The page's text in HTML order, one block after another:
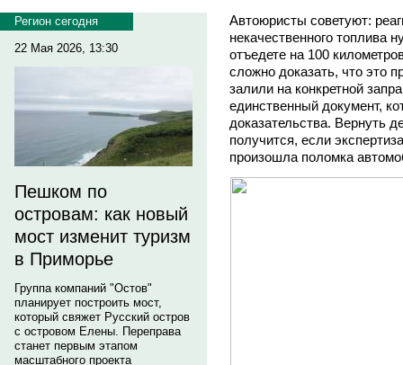
Регион сегодня
22 Мая 2026, 13:30
Пешком по
островам: как новый
мост изменит туризм
в Приморье
Группа компаний "Остов"
планирует построить мост,
который свяжет Русский остров
с островом Елены. Переправа
станет первым этапом
масштабного проекта
Автоюристы советуют:
некачественного топлива
отъедете на 100
сложно доказать, что это
залили на конкретной
единственный документ,
доказательства. Вернуть
получится, если
произошла поломка